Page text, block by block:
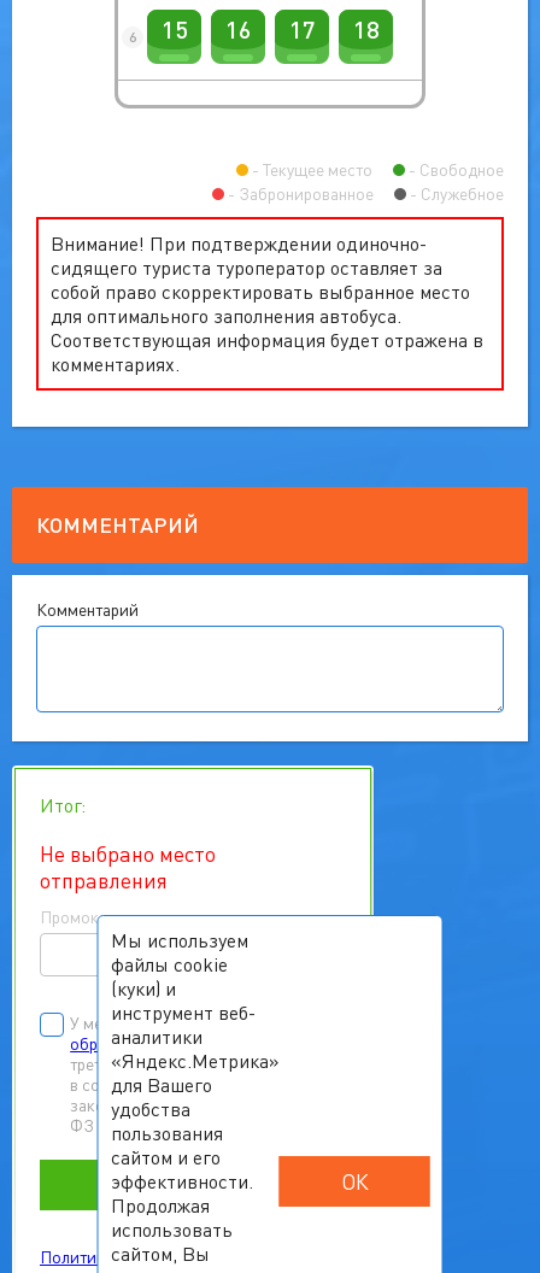
6 15 16 17 18
Текущее место
Свободное
Забронированное
Служебное
Внимание! При подтверждении одиночно-
сидящего туриста туроператор оставляет за
собой право скорректировать выбранное место
для оптимального заполнения автобуса.
Соответствующая информация будет отражена в
комментариях.
КОММЕНТАРИЙ
Комментарий
Итог:
Не выбрано место
отправления
Промокод
У меня естьсогласие на
обработку персональных данных
третьих лиц
в соответствии с Федеральным
законом от 27.07.2006 г. № 152-
ФЗ «О персональных данных»
Забронировать
Политика обработки персональных
Мы используем
файлы cookie
(куки) и
инструмент веб-
аналитики
«Яндекс.Метрика»
для Вашего
удобства
пользования
сайтом и его
эффективности.
Продолжая
использовать
сайтом, Вы
ОК